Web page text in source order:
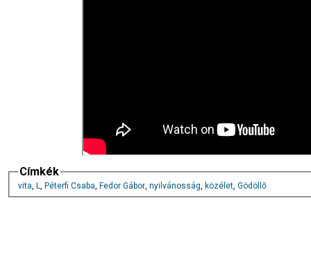
Címkék
vita, L, Péterfi Csaba, Fedor Gábor, nyilvánosság, közélet, Gödöllő